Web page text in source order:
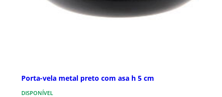
Porta-vela metal preto com asa h 5 cm
DISPONÍVEL